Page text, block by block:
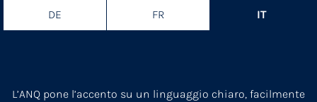
DE FR IT
L’ANQ pone l’accento su un linguaggio chiaro, facilmente